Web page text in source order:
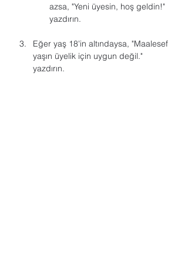
azsa, "Yeni üyesin, hoş geldin!"
yazdırın.
Eğer yaş 18'in altındaysa, "Maalesef
yaşın üyelik için uygun değil."
yazdırın.